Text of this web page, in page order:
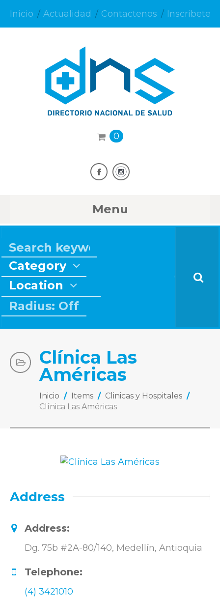
Inicio Actualidad Contactenos Inscribete
0
Menu
Category
Location
Radius: Off
Clínica Las
Américas
Inicio / Items / Clinicas y Hospitales /
Clínica Las Américas
Address
Address:
Dg. 75b #2A-80/140, Medellín, Antioquia
Telephone:
(4) 3421010